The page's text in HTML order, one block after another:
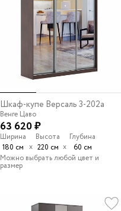
Шкаф-купе Версаль 3-202a
Венге Цаво
63 620 ₽
Ширина
180 см х
Высота
220 см х
Глубина
60 см
Можно выбрать любой цвет и
размер